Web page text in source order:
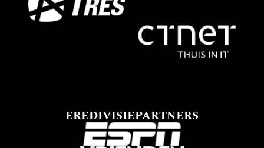
EREDIVISIEPARTNERS